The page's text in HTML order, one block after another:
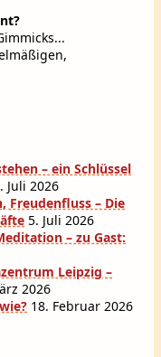
– ein Schlüssel
Juli 2026
Freudenfluss – Die
5. Juli 2026
– zu Gast:
Leipzig –
2026
18. Februar 2026